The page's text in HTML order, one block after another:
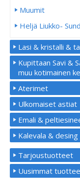
Muumit
Heljä Liukko-
Lasi & kristalli &
Kupittaan Savi &
muu kotimainen
Aterimet
Ulkomaiset astiat
Emali &
Kalevala &
Tarjoustuotteet
Uusimmat